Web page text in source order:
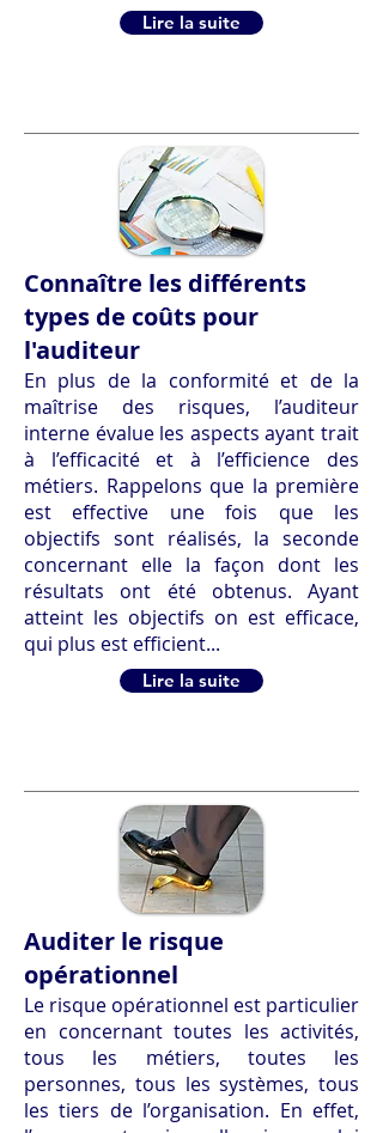
Lire la suite
Connaître les différents
types de coûts pour
l'auditeur
En plus de la conformité et de la
maîtrise des risques, l’auditeur
interne évalue les aspects ayant trait
à l’efficacité et à l’efficience des
métiers. Rappelons que la première
est effective une fois que les
objectifs sont réalisés, la seconde
concernant elle la façon dont les
résultats ont été obtenus. Ayant
atteint les objectifs on est efficace,
qui plus est efficient...
Lire la suite
Auditer le risque
opérationnel
Le risque opérationnel est particulier
en concernant toutes les activités,
tous les métiers, toutes les
personnes, tous les systèmes, tous
les tiers de l’organisation. En effet,